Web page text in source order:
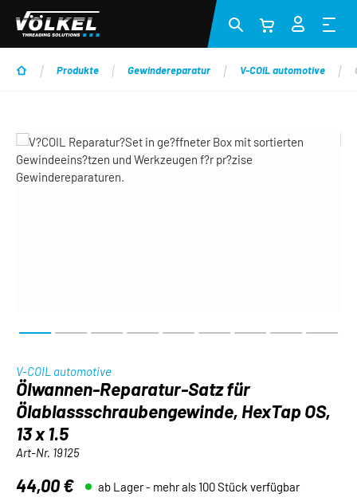
Zum Hauptinhalt springen
Produkte Gewindereparatur V-COIL automotive
Bildergalerie überspringen
V-COIL automotive
Ölwannen-Reparatur-Satz für
Ölablassschraubengewinde, HexTap OS,
13 x 1.5
Art-Nr. 19125
Regulärer Preis:
44,00 € ab Lager - mehr als 100 Stück verfügbar